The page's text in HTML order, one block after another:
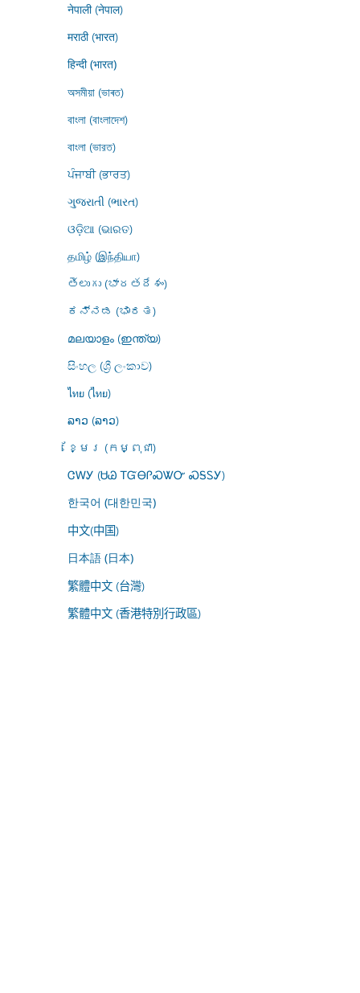
नेपाली (नेपाल)
मराठी (भारत)
हिन्दी (भारत)
অসমীয়া (ভাৰত)
বাংলা (বাংলাদেশ)
বাংলা (ভারত)
ਪੰਜਾਬੀ (ਭਾਰਤ)
ગુજરાતી (ભારત)
ଓଡ଼ିଆ (ଭାରତ)
தமிழ் (இந்தியா)
తెలుగు (భారతదేశం)
ಕನ್ನಡ (ಭಾರತ)
മലയാളം (ഇന്ത്യ)
සිංහල (ශ්‍රී ලංකාව)
ไทย (ไทย)
ລາວ (ລາວ)
ខ្មែរ (កម្ពុជា)
ᏣᎳᎩ (ᏌᏊ ᎢᏳᎾᎵᏍᏔᏅ ᏍᎦᏚᎩ)
한국어 (대한민국)
中文(中国)
日本語 (日本)
繁體中文 (台灣)
繁體中文 (香港特別行政區)